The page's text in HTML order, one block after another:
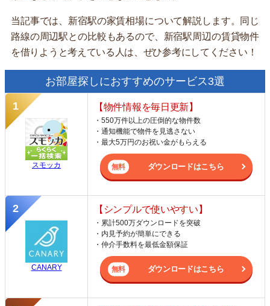
当記事では、新宿駅の家賃相場について解説します。同じ
路線の周辺駅との比較もあるので、新宿駅周辺の賃貸物件
を借りようと考えている人は、ぜひ参考にしてください！
お部屋探しにおすすめのサービス3選
スモッカ
【物件情報を毎日更新】
・550万件以上の圧倒的な物件数
・通知機能で物件を見逃さない
・最大5万円のお祝い金がもらえる
ダウンロードはこちら
CANARY
【シンプルで使いやすい】
・累計500万ダウンロードを突破
・内見予約が簡単にできる
・仲介手数料を最低金額保証
ダウンロードはこちら